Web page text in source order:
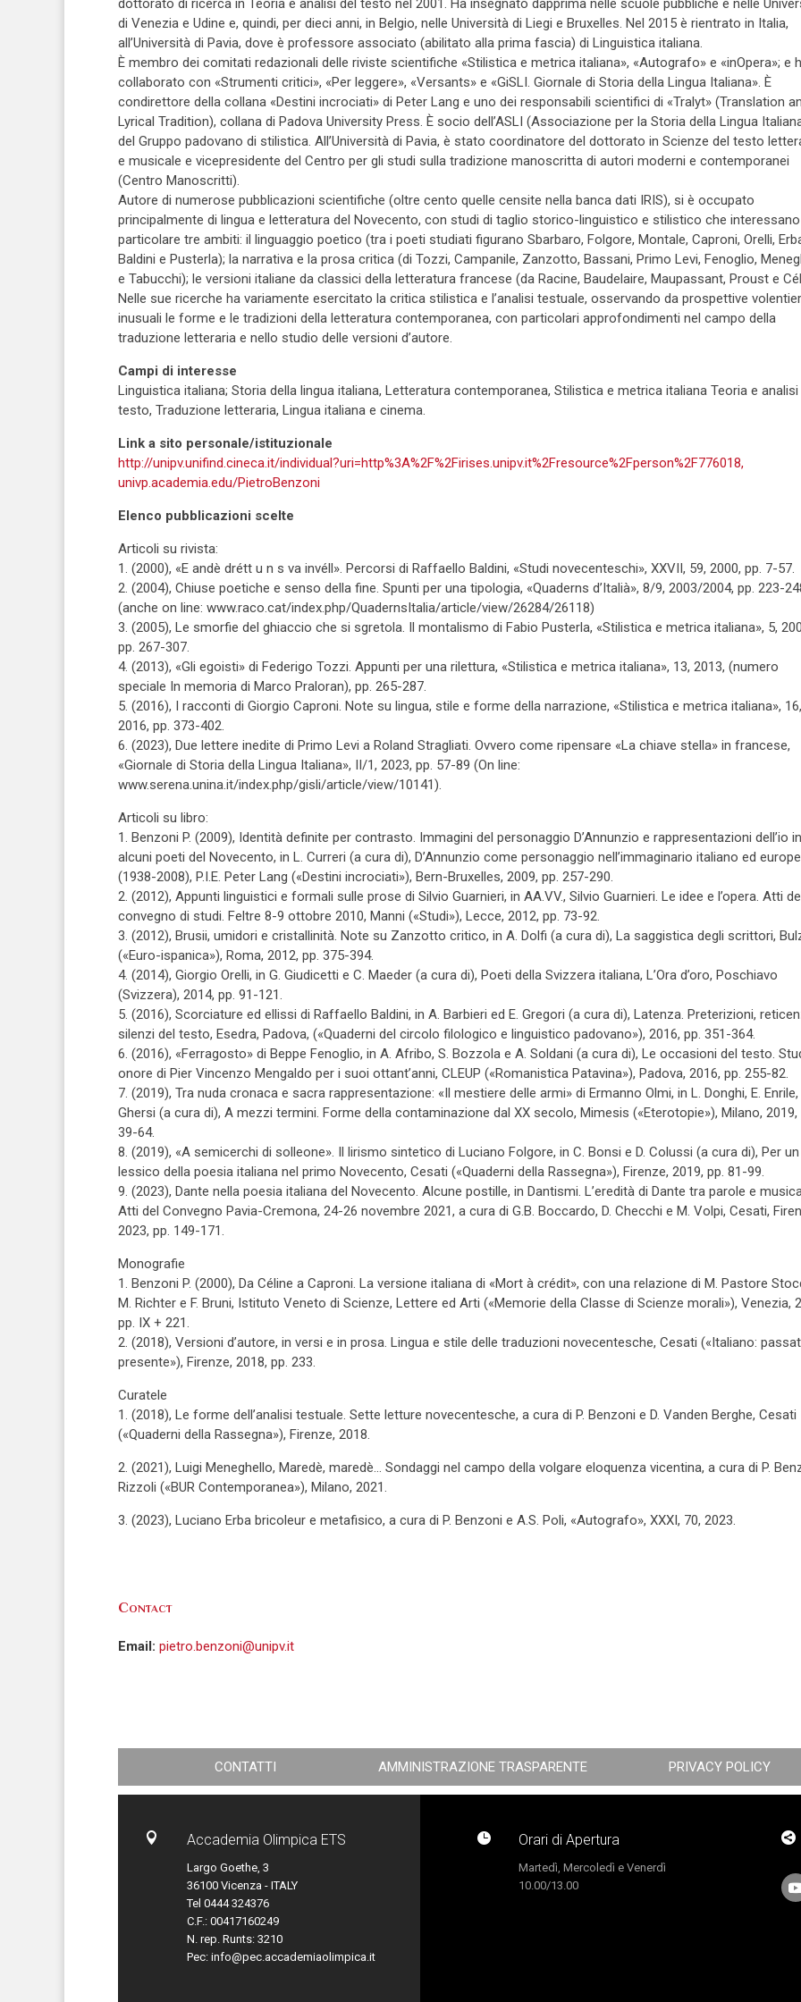
dottorato di ricerca in Teoria e analisi del testo nel 2001. Ha insegnato dapprima nelle scuole pubbliche e nelle
di Venezia e Udine e, quindi, per dieci anni, in Belgio, nelle Università di Liegi e Bruxelles. Nel 2015 è rientrato in Italia,
all’Università di Pavia, dove è professore associato (abilitato alla prima fascia) di Linguistica italiana.
È membro dei comitati redazionali delle riviste scientifiche «Stilistica e metrica italiana», «Autografo» e «inOpera»; e
collaborato con «Strumenti critici», «Per leggere», «Versants» e «GiSLI. Giornale di Storia della Lingua Italiana». È
condirettore della collana «Destini incrociati» di Peter Lang e uno dei responsabili scientifici di «Tralyt» (Translation
Lyrical Tradition), collana di Padova University Press. È socio dell’ASLI (Associazione per la Storia della Lingua
del Gruppo padovano di stilistica. All’Università di Pavia, è stato coordinatore del dottorato in Scienze del testo
e musicale e vicepresidente del Centro per gli studi sulla tradizione manoscritta di autori moderni e contemporanei
(Centro Manoscritti).
Autore di numerose pubblicazioni scientifiche (oltre cento quelle censite nella banca dati IRIS), si è occupato
principalmente di lingua e letteratura del Novecento, con studi di taglio storico-linguistico e stilistico che
particolare tre ambiti: il linguaggio poetico (tra i poeti studiati figurano Sbarbaro, Folgore, Montale, Caproni, Orelli,
Baldini e Pusterla); la narrativa e la prosa critica (di Tozzi, Campanile, Zanzotto, Bassani, Primo Levi, Fenoglio,
e Tabucchi); le versioni italiane da classici della letteratura francese (da Racine, Baudelaire, Maupassant, Proust e
Nelle sue ricerche ha variamente esercitato la critica stilistica e l’analisi testuale, osservando da prospettive
inusuali le forme e le tradizioni della letteratura contemporanea, con particolari approfondimenti nel campo della
traduzione letteraria e nello studio delle versioni d’autore.
Campi di interesse
Linguistica italiana; Storia della lingua italiana, Letteratura contemporanea, Stilistica e metrica italiana Teoria e analisi
testo, Traduzione letteraria, Lingua italiana e cinema.
Link a sito personale/istituzionale
http://unipv.unifind.cineca.it/individual?uri=http%3A%2F%2Firises.unipv.it%2Fresource%2Fperson%2F776018,
univp.academia.edu/PietroBenzoni
Elenco pubblicazioni scelte
Articoli su rivista:
1. (2000), «E andè drétt u n s va invéll». Percorsi di Raffaello Baldini, «Studi novecenteschi», XXVII, 59, 2000, pp. 7-57.
2. (2004), Chiuse poetiche e senso della fine. Spunti per una tipologia, «Quaderns d’Italià», 8/9, 2003/2004, pp. 223-
(anche on line: www.raco.cat/index.php/QuadernsItalia/article/view/26284/26118)
3. (2005), Le smorfie del ghiaccio che si sgretola. Il montalismo di Fabio Pusterla, «Stilistica e metrica italiana», 5,
pp. 267-307.
4. (2013), «Gli egoisti» di Federigo Tozzi. Appunti per una rilettura, «Stilistica e metrica italiana», 13, 2013, (numero
speciale In memoria di Marco Praloran), pp. 265-287.
5. (2016), I racconti di Giorgio Caproni. Note su lingua, stile e forme della narrazione, «Stilistica e metrica italiana», 16,
2016, pp. 373-402.
6. (2023), Due lettere inedite di Primo Levi a Roland Stragliati. Ovvero come ripensare «La chiave stella» in francese,
«Giornale di Storia della Lingua Italiana», II/1, 2023, pp. 57-89 (On line:
www.serena.unina.it/index.php/gisli/article/view/10141).
Articoli su libro:
1. Benzoni P. (2009), Identità definite per contrasto. Immagini del personaggio D’Annunzio e rappresentazioni dell’io in
alcuni poeti del Novecento, in L. Curreri (a cura di), D’Annunzio come personaggio nell’immaginario italiano ed
(1938-2008), P.I.E. Peter Lang («Destini incrociati»), Bern-Bruxelles, 2009, pp. 257-290.
2. (2012), Appunti linguistici e formali sulle prose di Silvio Guarnieri, in AA.VV., Silvio Guarnieri. Le idee e l’opera. Atti
convegno di studi. Feltre 8-9 ottobre 2010, Manni («Studi»), Lecce, 2012, pp. 73-92.
3. (2012), Brusii, umidori e cristallinità. Note su Zanzotto critico, in A. Dolfi (a cura di), La saggistica degli scrittori,
(«Euro-ispanica»), Roma, 2012, pp. 375-394.
4. (2014), Giorgio Orelli, in G. Giudicetti e C. Maeder (a cura di), Poeti della Svizzera italiana, L’Ora d’oro, Poschiavo
(Svizzera), 2014, pp. 91-121.
5. (2016), Scorciature ed ellissi di Raffaello Baldini, in A. Barbieri ed E. Gregori (a cura di), Latenza. Preterizioni,
silenzi del testo, Esedra, Padova, («Quaderni del circolo filologico e linguistico padovano»), 2016, pp. 351-364.
6. (2016), «Ferragosto» di Beppe Fenoglio, in A. Afribo, S. Bozzola e A. Soldani (a cura di), Le occasioni del testo.
onore di Pier Vincenzo Mengaldo per i suoi ottant’anni, CLEUP («Romanistica Patavina»), Padova, 2016, pp. 255-82.
7. (2019), Tra nuda cronaca e sacra rappresentazione: «Il mestiere delle armi» di Ermanno Olmi, in L. Donghi, E. Enrile,
Ghersi (a cura di), A mezzi termini. Forme della contaminazione dal XX secolo, Mimesis («Eterotopie»), Milano, 2019,
39-64.
8. (2019), «A semicerchi di solleone». Il lirismo sintetico di Luciano Folgore, in C. Bonsi e D. Colussi (a cura di), Per un
lessico della poesia italiana nel primo Novecento, Cesati («Quaderni della Rassegna»), Firenze, 2019, pp. 81-99.
9. (2023), Dante nella poesia italiana del Novecento. Alcune postille, in Dantismi. L’eredità di Dante tra parole e
Atti del Convegno Pavia-Cremona, 24-26 novembre 2021, a cura di G.B. Boccardo, D. Checchi e M. Volpi, Cesati,
2023, pp. 149-171.
Monografie
1. Benzoni P. (2000), Da Céline a Caproni. La versione italiana di «Mort à crédit», con una relazione di M. Pastore
M. Richter e F. Bruni, Istituto Veneto di Scienze, Lettere ed Arti («Memorie della Classe di Scienze morali»), Venezia,
pp. IX + 221.
2. (2018), Versioni d’autore, in versi e in prosa. Lingua e stile delle traduzioni novecentesche, Cesati («Italiano:
presente»), Firenze, 2018, pp. 233.
Curatele
1. (2018), Le forme dell’analisi testuale. Sette letture novecentesche, a cura di P. Benzoni e D. Vanden Berghe, Cesati
(«Quaderni della Rassegna»), Firenze, 2018.
2. (2021), Luigi Meneghello, Maredè, maredè… Sondaggi nel campo della volgare eloquenza vicentina, a cura di P.
Rizzoli («BUR Contemporanea»), Milano, 2021.
3. (2023), Luciano Erba bricoleur e metafisico, a cura di P. Benzoni e A.S. Poli, «Autografo», XXXI, 70, 2023.
Contact
Email: pietro.benzoni@unipv.it
CONTATTI AMMINISTRAZIONE TRASPARENTE PRIVACY POLICY
 Accademia Olimpica ETS
Largo Goethe, 3
36100 Vicenza - ITALY
Tel 0444 324376
C.F.: 00417160249
N. rep. Runts: 3210
Pec:info@pec.accademiaolimpica.it
 Orari di Apertura
Martedì, Mercoledì e Venerdì
10.00/13.00
